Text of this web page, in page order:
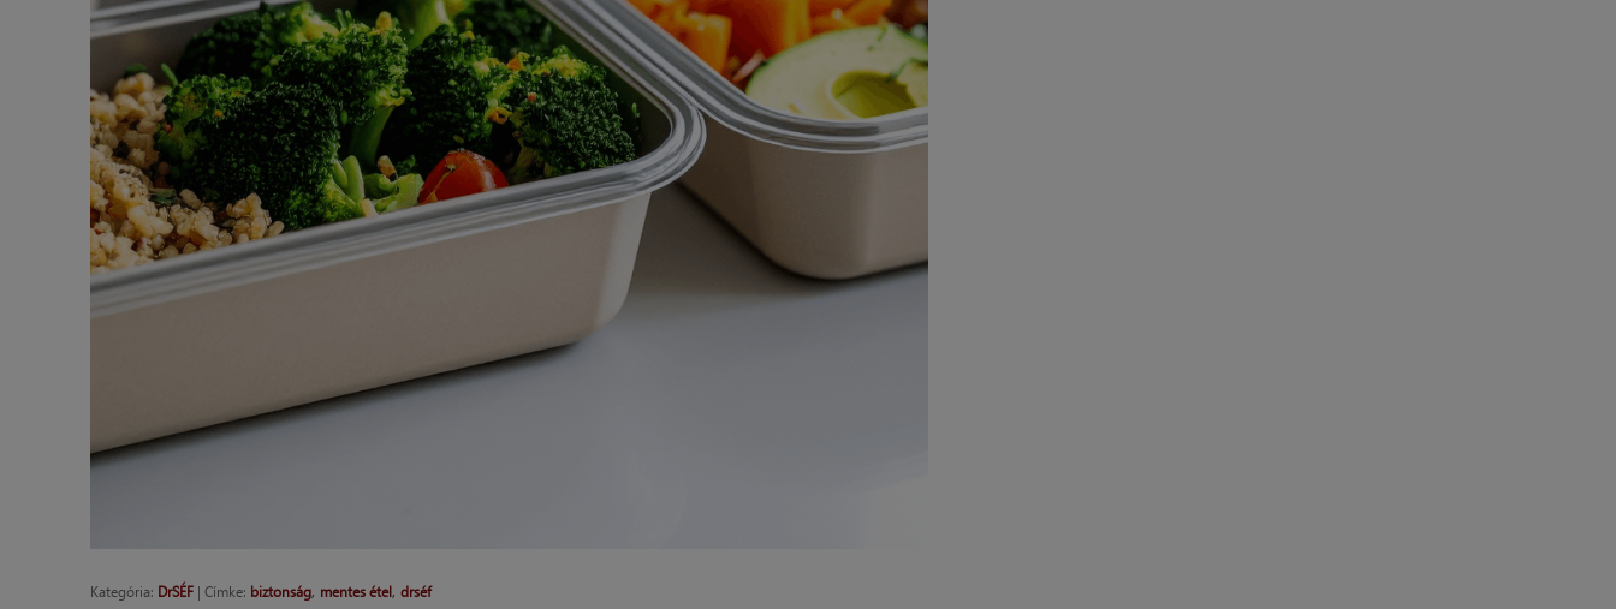
Kategória: DrSÉF| Címke: biztonság, mentes étel, drséf